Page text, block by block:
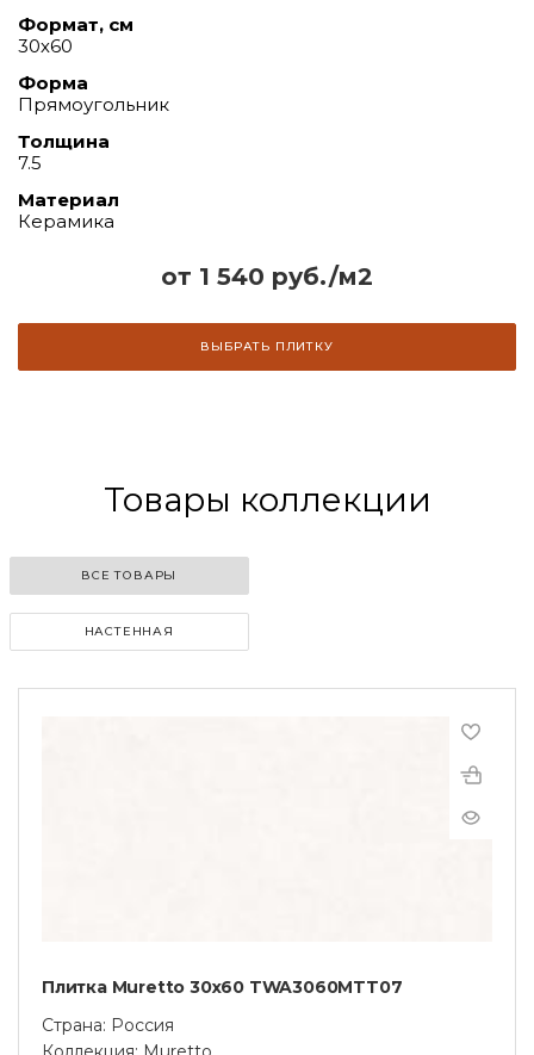
от 1 540 руб./м2
ВЫБРАТЬ ПЛИТКУ
Формат, см
30х60
Форма
Прямоугольник
Толщина
7.5
Материал
Керамика
Товары коллекции
ВСЕ ТОВАРЫ
НАСТЕННАЯ
Плитка Muretto 30x60 TWA3060MTT07
Страна: Россия